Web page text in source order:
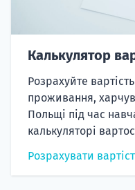
Калькулятор
Розрахуйте
проживання,
Польщі під час
калькуляторі
Розрахувати